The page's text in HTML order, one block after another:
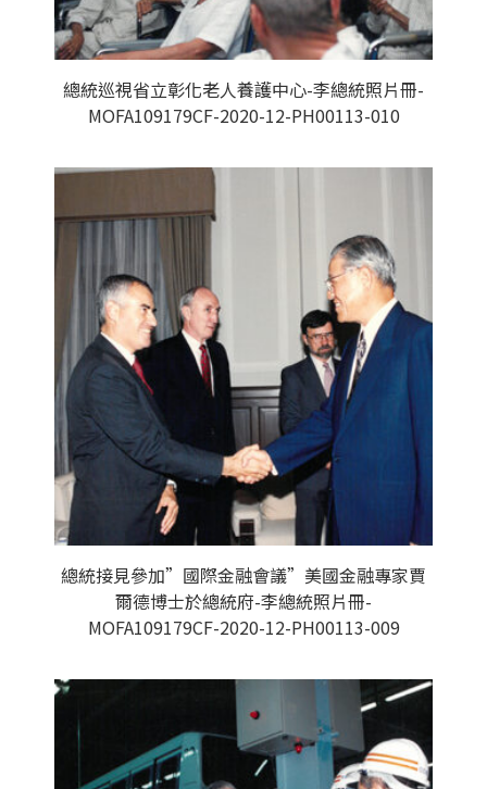
總統巡視省立彰化老人養護中心-李總統照片冊-
MOFA109179CF-2020-12-PH00113-010
總統接見參加”國際金融會議”美國金融專家賈
爾德博士於總統府-李總統照片冊-
MOFA109179CF-2020-12-PH00113-009